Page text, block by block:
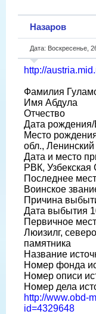
Назаров
Дата: Воскресенье,
http://
Фамилия
Имя Абдула
Отчество
Дата рождения/
Место
обл.,
Дата и место
РВК,
Последнее
Воинское
Причина
Дата выбытия
Первичное
Люизилг,
памятника
Название
Номер фонда
Номер описи
Номер дела
http://www.obd-
id=4329648